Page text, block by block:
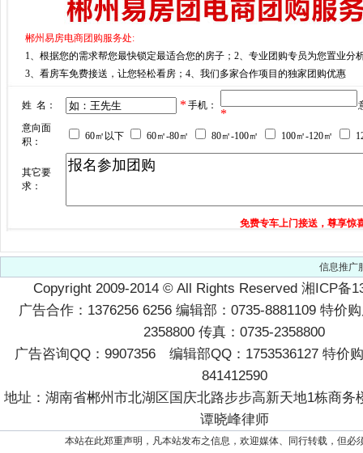
信息推广
Copyright 2009-2014 ©All Rights Reserved 湘ICP备
广告合作：1376256 6256 编辑部：0735-8881109 特价
2358800 传真：0735-2358800
广告咨询QQ：9907356 编辑部QQ：1753536127 特价
841412590
地址：湖南省郴州市北湖区国庆北路步步高新天地1栋商务
谭晓峰律师
本站在此郑重声明，凡本站发布之信息，欢迎媒体、同行转载，但